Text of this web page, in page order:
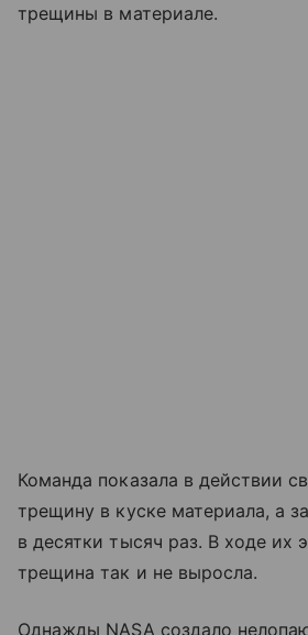
трещины в материале.
Команда показала в действии
трещину в куске материала, а
в десятки тысяч раз. В ходе их
трещина так и не выросла.
Однажды NASA создало